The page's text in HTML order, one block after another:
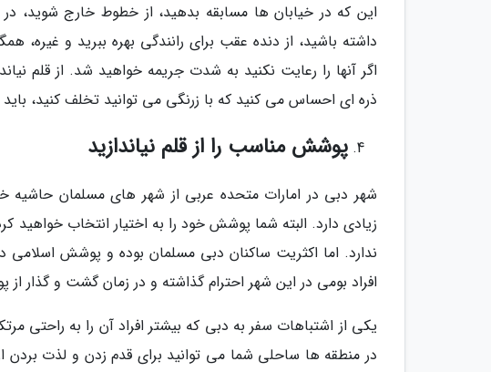
این که در خیابان ها مسابقه بدهید، از خطوط خارج شوید،
داشته باشید، از دنده عقب برای رانندگی بهره ببرید و
اگر آنها را رعایت نکنید به شدت جریمه خواهید شد. از قلم
ذره ای احساس می کنید که با زرنگی می توانید تخلف کنید، باید
پوشش مناسب را از قلم نیاندازید
شهر دبی در امارات متحده عربی از شهر های مسلمان
زیادی دارد. البته شما پوشش خود را به اختیار انتخاب
ندارد. اما اکثریت ساکنان دبی مسلمان بوده و پوشش اسلامی
افراد بومی در این شهر احترام گذاشته و در زمان گشت و گذار
یکی از اشتباهات سفر به دبی که بیشتر افراد آن را به
در منطقه ها ساحلی شما می توانید برای قدم زدن و لذت